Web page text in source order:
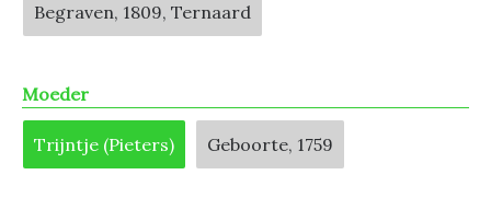
Begraven, 1809, Ternaard
Moeder
Trijntje (Pieters) Geboorte, 1759